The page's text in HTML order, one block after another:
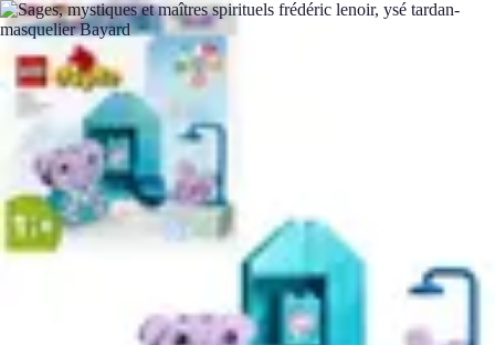
Legends F1
Histoires et RécitsLégendes et Héritage
LégendesActualités Design
Legends F1